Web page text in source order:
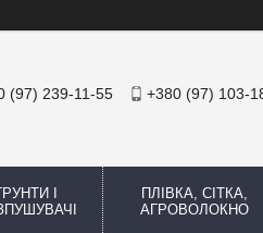
(97) 239-11-55 +380 (97) 103-
І
ПЛІВКА, СІТКА,
АГРОВОЛОКНО